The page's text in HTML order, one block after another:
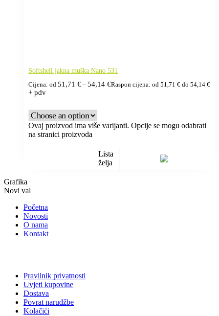
Softshell jakna muška Nano 531
Cijena: od 51,71 € – 54,14 €Raspon cijena: od 51,71 € do 54,14 €
+ pdv
Ovaj proizvod ima više varijanti. Opcije se mogu odabrati
na stranici proizvoda
Lista
želja
Grafika
Novi val
Početna
Novosti
O nama
Kontakt
Pravilnik privatnosti
Uvjeti kupovine
Dostava
Povrat narudžbe
Kolačići